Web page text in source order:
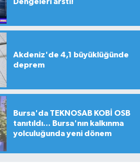
Akdeniz'de 4,1 büyüklüğünde
deprem
Bursa'da TEKNOSAB KOBİ OSB
tanıtıldı... Bursa'nın kalkınma
yolculuğunda yeni dönem